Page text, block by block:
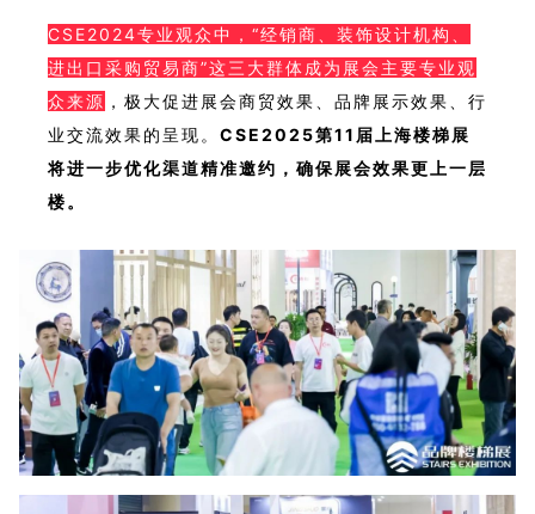
CSE2024专业观众中，“经销商、装饰设计机构、
进出口采购贸易商”这三大群体成为展会主要专业观
众来源 ， 极大促进展会商贸效果、品牌展示效果、行
业交流效果的呈现。 CSE2025第11届上海楼梯展
将进一步优化渠道精准邀约，确保展会效果更上一层
楼。